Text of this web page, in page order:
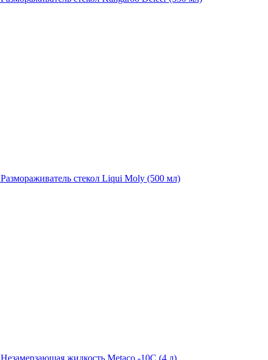
Размораживатель стекол Liqui Moly (500 мл)
Незамерзающая жидкость Metaco -10C (4 л)